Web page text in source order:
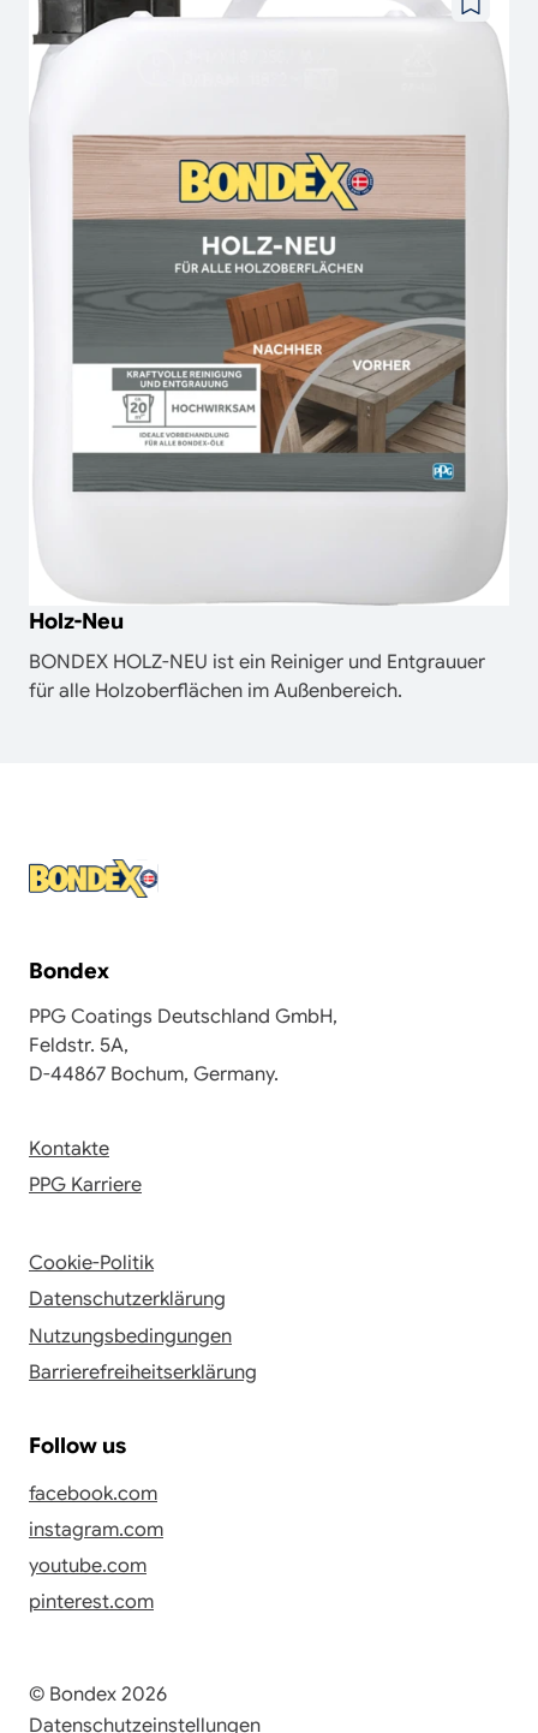
Zu
Holz-Neu
BONDEX HOLZ-NEU ist ein Reiniger und Entgrauuer
für alle Holzoberflächen im Außenbereich.
Bondex
PPG Coatings Deutschland GmbH,
Feldstr. 5A,
D-44867 Bochum, Germany.
Kontakte
PPG Karriere
Cookie-Politik
Datenschutzerklärung
Nutzungsbedingungen
Barrierefreiheitserklärung
Follow us
facebook.com
instagram.com
youtube.com
pinterest.com
© Bondex 2026
Datenschutzeinstellungen